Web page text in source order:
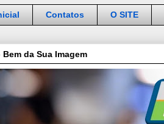
Contatos O SITE
da Sua Imagem